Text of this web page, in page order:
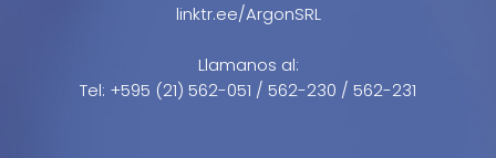
linktr.ee/ArgonSRL
Llamanos al:
Tel: +595 (21) 562-051 / 562-230 / 562-231